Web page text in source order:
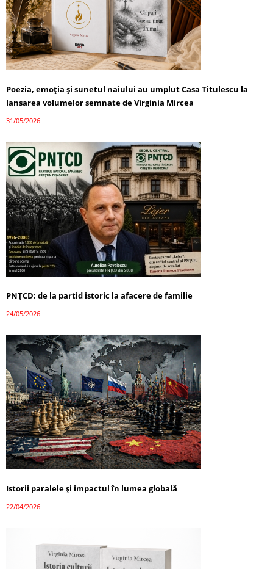
Poezia, emoția și sunetul naiului au umplut Casa Titulescu la
lansarea volumelor semnate de Virginia Mircea
31/05/2026
PNȚCD: de la partid istoric la afacere de familie
24/05/2026
Istorii paralele și impactul în lumea globală
22/04/2026